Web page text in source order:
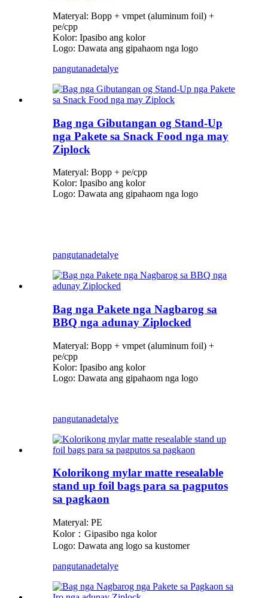
Materyal: Bopp + vmpet (aluminum foil) +
pe/cpp
Kolor: Ipasibo ang kolor
Logo: Dawata ang gipahaom nga logo
pangutanadetalye
Bag nga Gibutangan og Stand-Up
nga Pakete sa Snack Food nga may
Ziplock
Materyal: Bopp + pe/cpp
Kolor: Ipasibo ang kolor
Logo: Dawata ang gipahaom nga logo
pangutanadetalye
Bag nga Pakete nga Nagbarog sa
BBQ nga adunay Ziplocked
Materyal: Bopp + vmpet (aluminum foil) +
pe/cpp
Kolor: Ipasibo ang kolor
Logo: Dawata ang gipahaom nga logo
pangutanadetalye
Kolorikong mylar matte resealable
stand up foil bags para sa pagputos
sa pagkaon
Materyal: PE
Kolor：Gipasibo nga kolor
Logo: Dawata ang logo sa kustomer
pangutanadetalye